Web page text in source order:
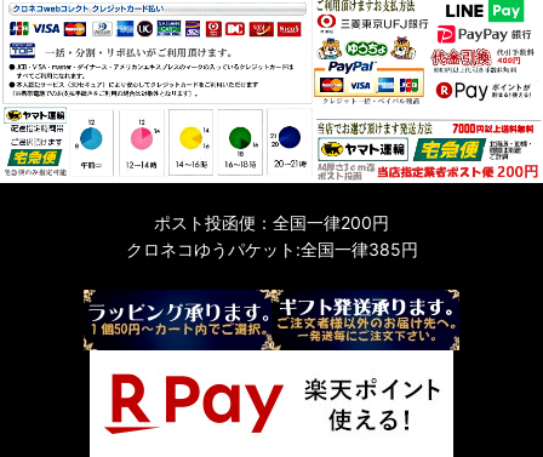
ポスト投函便：全国一律200円
クロネコゆうパケット:全国一律385円